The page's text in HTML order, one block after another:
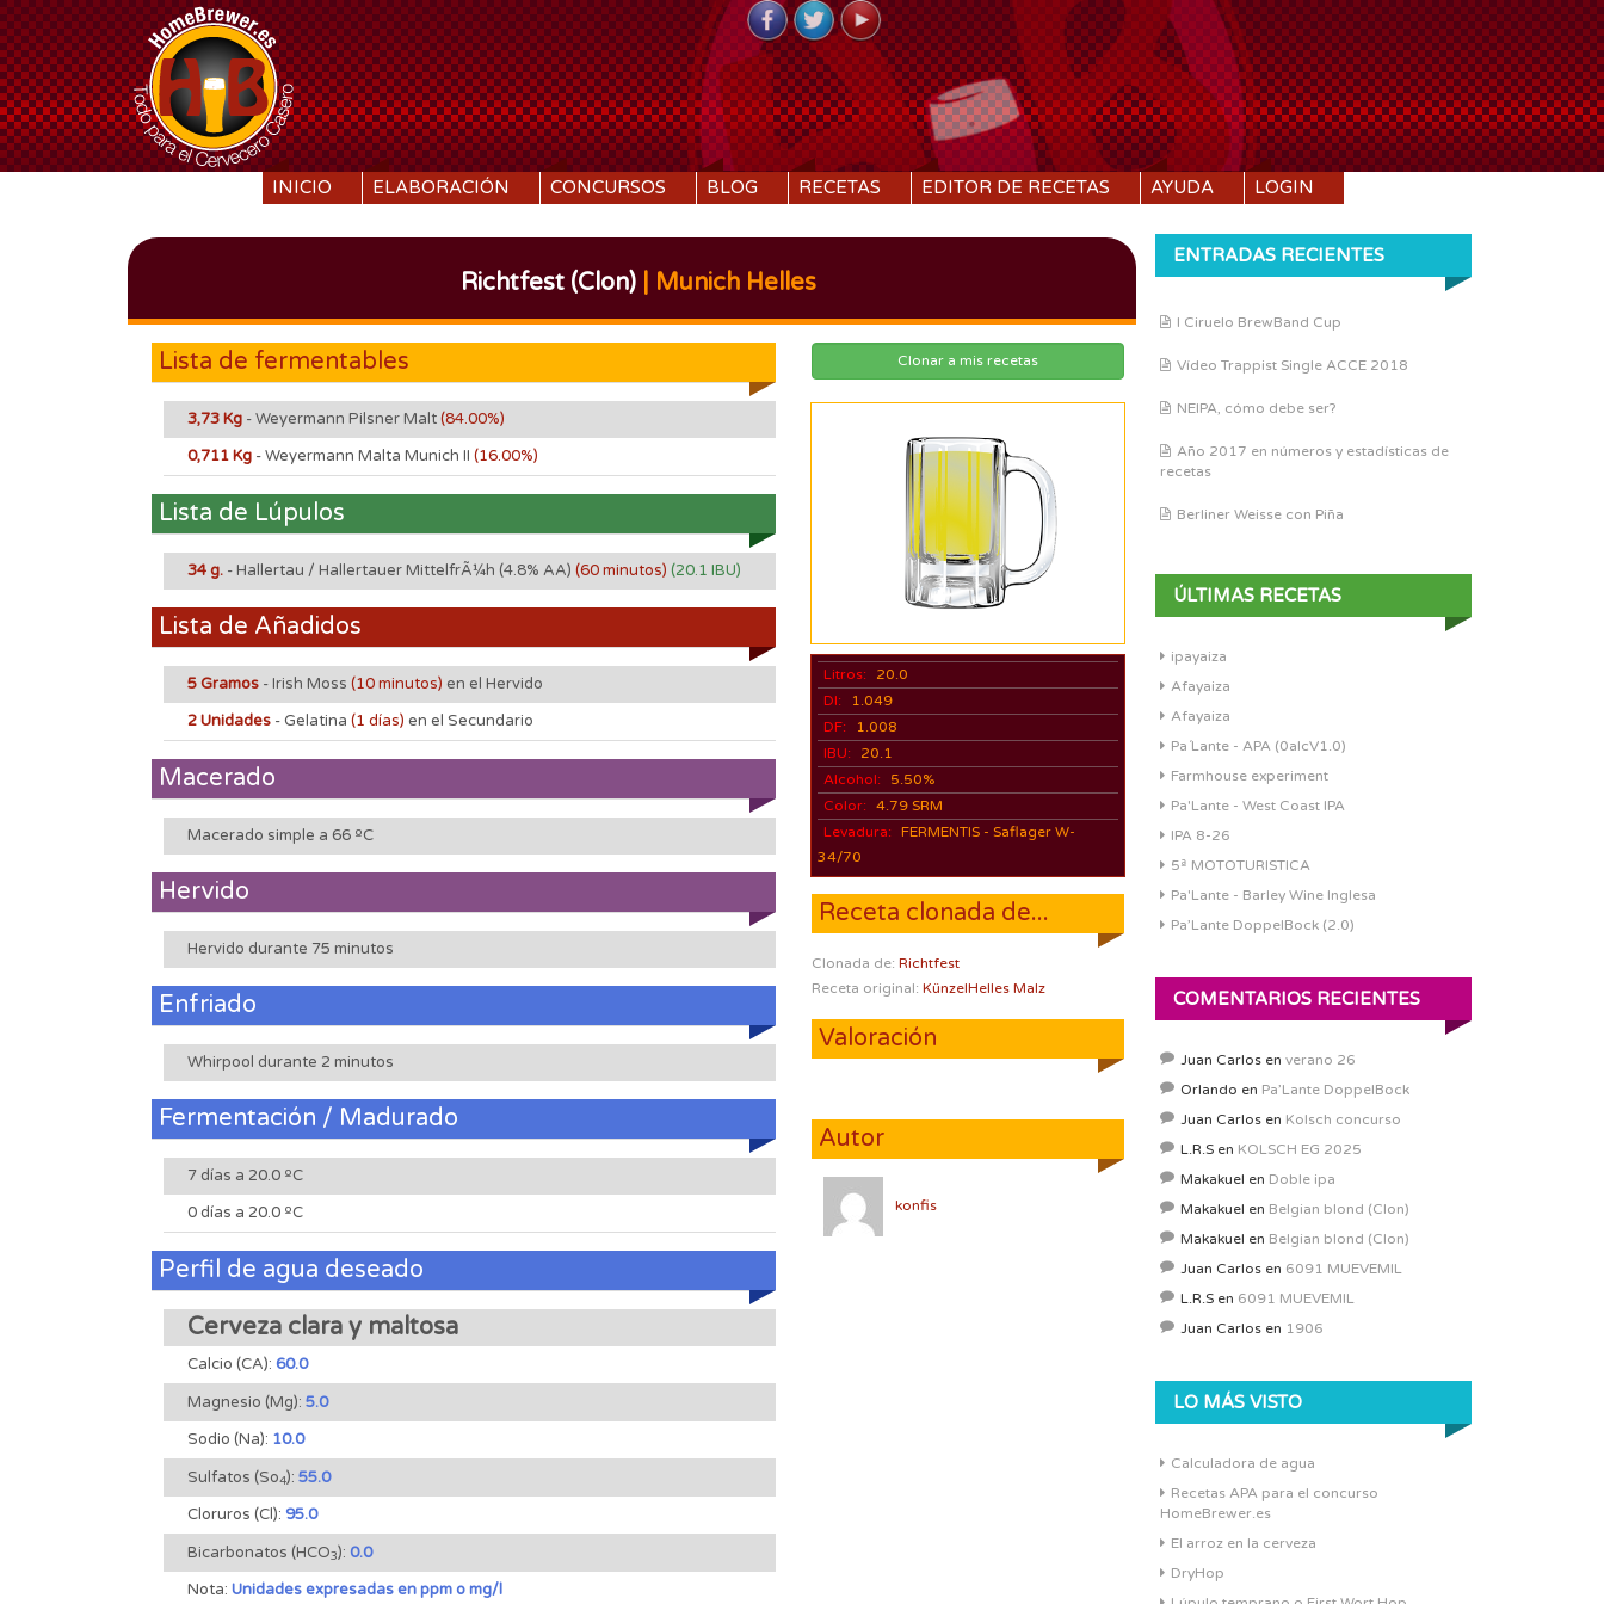
SKIP TO CONTENT
INICIO ELABORACIÓN CONCURSOS BLOG RECETAS EDITOR DE RECETAS AYUDA LOGIN
Richtfest (Clon)| Munich Helles
Lista de fermentables
3,73 Kg - Weyermann Pilsner Malt(84.00%)
0,711 Kg - Weyermann Malta Munich II (16.00%)
Lista de Lúpulos
34 g. - Hallertau / Hallertauer MittelfrÃ¼h (4.8% AA) (60 minutos) (20.1 IBU)
Lista de Añadidos
5 Gramos - Irish Moss (10 minutos) en el Hervido
2 Unidades - Gelatina (1 días) en el Secundario
Macerado
Macerado simple a 66 ºC
Hervido
Hervido durante 75 minutos
Enfriado
Whirpool durante 2 minutos
Fermentación / Madurado
7 días a 20.0 ºC
0 días a 20.0 ºC
Perfil de agua deseado
Cerveza clara y maltosa
Calcio (CA): 60.0
Magnesio (Mg): 5.0
Sodio (Na): 10.0
Sulfatos (So4): 55.0
Cloruros (Cl): 95.0
Bicarbonatos (HCO3): 0.0
Nota: Unidades expresadas en ppm o mg/l
Clonar a mis recetas
Litros:
20.0
DI:
1.049
DF:
1.008
IBU:
20.1
Alcohol:
5.50%
Color: 4.79 SRM
Levadura: FERMENTIS - Saflager W-
34/70
Receta clonada de...
Clonada de:Richtfest
Receta original:KünzelHelles Malz
Valoración
Autor
konfis
ENTRADAS RECIENTES
I Ciruelo BrewBand Cup
Vídeo Trappist Single ACCE 2018
NEIPA, cómo debe ser?
Año 2017 en números y estadísticas de
recetas
Berliner Weisse con Piña
ÚLTIMAS RECETAS
ipayaiza
Afayaiza
Afayaiza
Pa´Lante - APA (0alcV1.0)
Farmhouse experiment
Pa'Lante - West Coast IPA
IPA 8-26
5ª MOTOTURISTICA
Pa'Lante - Barley Wine Inglesa
Pa’Lante DoppelBock (2.0)
COMENTARIOS RECIENTES
Juan Carlos en verano 26
Orlando en Pa’Lante DoppelBock
Juan Carlos en Kolsch concurso
L.R.S en KOLSCH EG 2025
Makakuel en Doble ipa
Makakuel en Belgian blond (Clon)
Makakuel en Belgian blond (Clon)
Juan Carlos en 6091 MUEVEMIL
L.R.S en 6091 MUEVEMIL
Juan Carlos en 1906
LO MÁS VISTO
Calculadora de agua
Recetas APA para el concurso
HomeBrewer.es
El arroz en la cerveza
DryHop